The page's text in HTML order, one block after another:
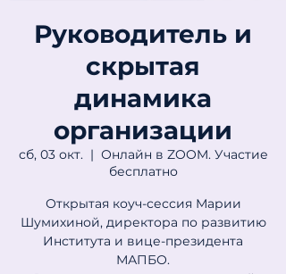
Руководитель и
скрытая
динамика
организации
сб, 03 окт.
  |
Онлайн в ZOOM. Участие
бесплатно
Открытая коуч-сессия Марии
Шумихиной, директора по развитию
Института и вице-президента
МАПБО.